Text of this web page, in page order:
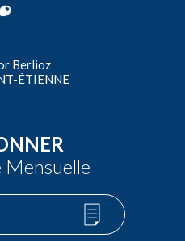
Berlioz
ÉTIENNE